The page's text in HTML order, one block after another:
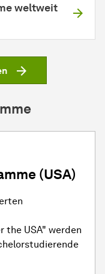
weltweit
(USA)
the USA" werden